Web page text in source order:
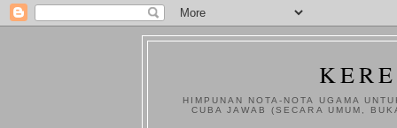
HIMPUNAN NOTA-NOTA UGAMA
CUBA JAWAB (SECARA UMUM,